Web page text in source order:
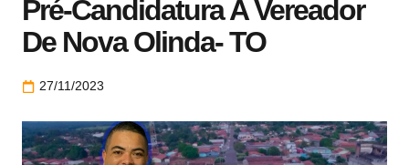
Pré-Candidatura A Vereador
De Nova Olinda- TO
27/11/2023